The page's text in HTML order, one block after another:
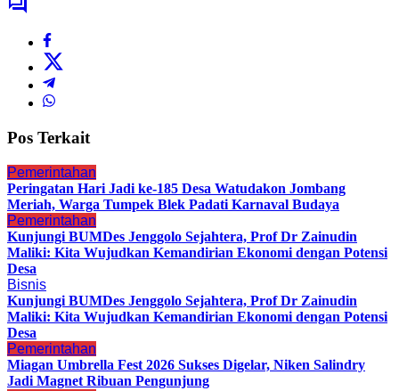
Pos Terkait
Pemerintahan
Peringatan Hari Jadi ke-185 Desa Watudakon Jombang
Meriah, Warga Tumpek Blek Padati Karnaval Budaya
Pemerintahan
Kunjungi BUMDes Jenggolo Sejahtera, Prof Dr Zainudin
Maliki: Kita Wujudkan Kemandirian Ekonomi dengan Potensi
Desa
Bisnis
Kunjungi BUMDes Jenggolo Sejahtera, Prof Dr Zainudin
Maliki: Kita Wujudkan Kemandirian Ekonomi dengan Potensi
Desa
Pemerintahan
Miagan Umbrella Fest 2026 Sukses Digelar, Niken Salindry
Jadi Magnet Ribuan Pengunjung